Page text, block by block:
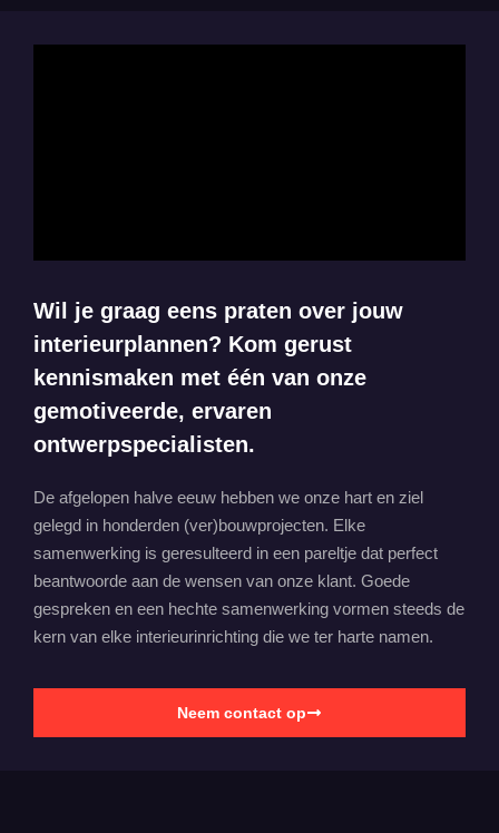
Wil je graag eens praten over jouw
interieurplannen? Kom gerust
kennismaken met één van onze
gemotiveerde, ervaren
ontwerpspecialisten.
De afgelopen halve eeuw hebben we onze hart en ziel
gelegd in honderden (ver)bouwprojecten. Elke
samenwerking is geresulteerd in een pareltje dat perfect
beantwoorde aan de wensen van onze klant. Goede
gespreken en een hechte samenwerking vormen steeds de
kern van elke interieurinrichting die we ter harte namen.
Neem contact op